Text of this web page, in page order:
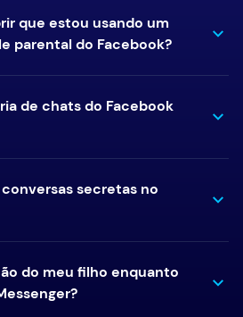
que estou usando um
parental do Facebook?
de chats do Facebook
secretas no
do meu filho enquanto